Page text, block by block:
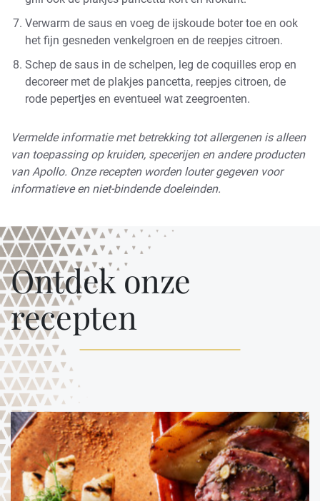
Verwarm de saus en voeg de ijskoude boter toe en ook
het fijn gesneden venkelgroen en de reepjes citroen.
Schep de saus in de schelpen, leg de coquilles erop en
decoreer met de plakjes pancetta, reepjes citroen, de
rode pepertjes en eventueel wat zeegroenten.
Vermelde informatie met betrekking tot allergenen is alleen
van toepassing op kruiden, specerijen en andere producten
van Apollo. Onze recepten worden louter gegeven voor
informatieve en niet-bindende doeleinden.
Ontdek onze
recepten